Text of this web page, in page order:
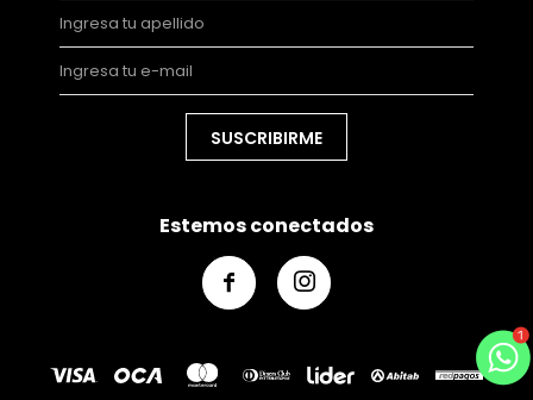
SUSCRIBIRME
Estemos conectados
 